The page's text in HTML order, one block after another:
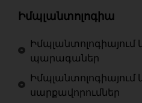
Իմպլանտոլոգիա
Իմպլանտոլոգիայում
պարագաներ
Իմպլանտոլոգիայում
սարքավորումներ